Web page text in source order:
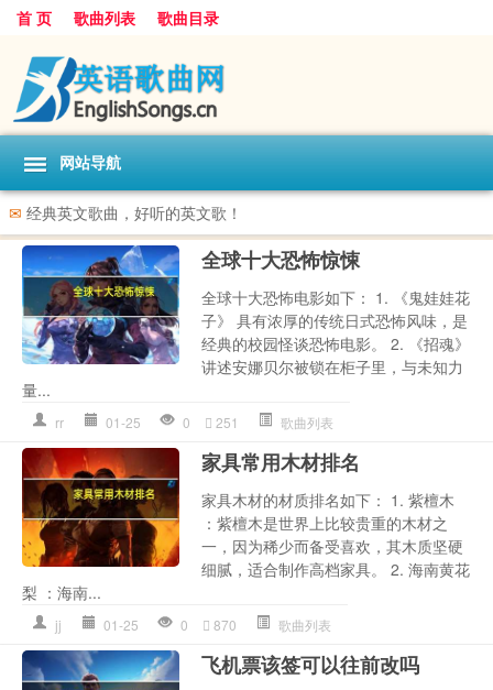
首 页 歌曲列表 歌曲目录
网站导航
✉ 经典英文歌曲，好听的英文歌！
全球十大恐怖惊悚
全球十大恐怖电影如下： 1. 《鬼娃娃花
子》 具有浓厚的传统日式恐怖风味，是
经典的校园怪谈恐怖电影。 2. 《招魂》
讲述安娜贝尔被锁在柜子里，与未知力
量...
rr 01-25 0 251 歌曲列表
家具常用木材排名
家具木材的材质排名如下： 1. 紫檀木
：紫檀木是世界上比较贵重的木材之
一，因为稀少而备受喜欢，其木质坚硬
细腻，适合制作高档家具。 2. 海南黄花
梨 ：海南...
jj 01-25 0 870 歌曲列表
飞机票该签可以往前改吗